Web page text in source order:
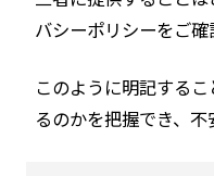
バシーポリシーをご確
このように明記する
るのかを把握でき、不